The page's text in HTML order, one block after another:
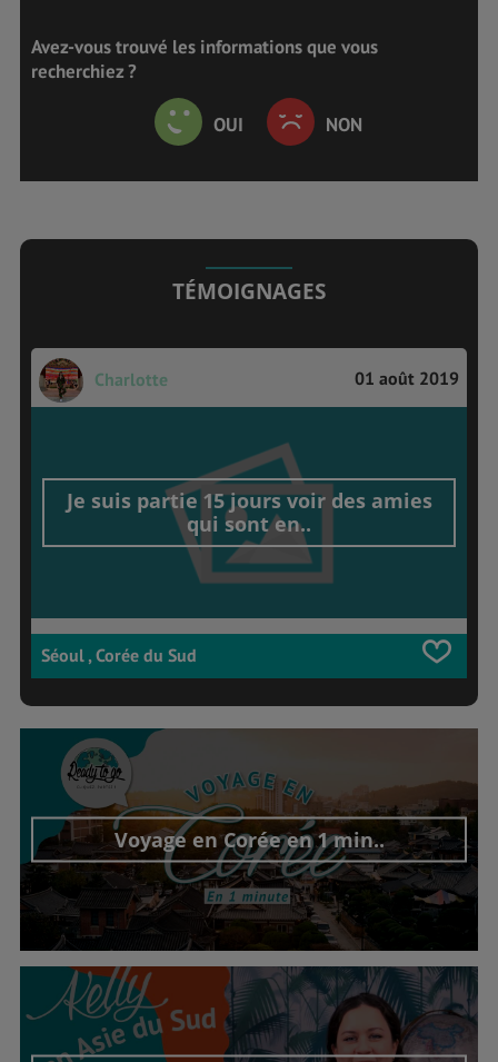
Avez-vous trouvé les informations que vous
recherchiez ?
OUI NON
TÉMOIGNAGES
Charlotte 01 août 2019
Je suis partie 15 jours voir des amies
qui sont en..
Séoul , Corée du Sud
Voyage en Corée en 1 min..
Découvrir cet interview